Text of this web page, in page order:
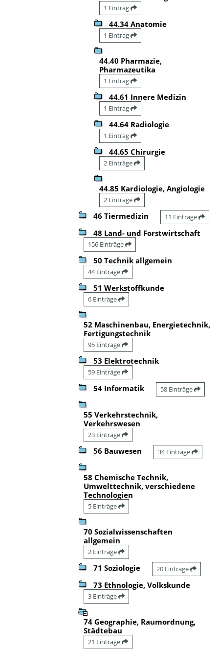
1 Eintrag
44.34 Anatomie
1 Eintrag
44.40 Pharmazie,
Pharmazeutika
1 Eintrag
44.61 Innere Medizin
1 Eintrag
44.64 Radiologie
1 Eintrag
44.65 Chirurgie
2 Einträge
44.85 Kardiologie, Angiologie
2 Einträge
46 Tiermedizin 11 Einträge
48 Land- und Forstwirtschaft
156 Einträge
50 Technik allgemein
44 Einträge
51 Werkstoffkunde
6 Einträge
52 Maschinenbau, Energietechnik,
Fertigungstechnik
95 Einträge
53 Elektrotechnik
59 Einträge
54 Informatik 58 Einträge
55 Verkehrstechnik,
Verkehrswesen
23 Einträge
56 Bauwesen 34 Einträge
58 Chemische Technik,
Umwelttechnik, verschiedene
Technologien
5 Einträge
70 Sozialwissenschaften
allgemein
2 Einträge
71 Soziologie 20 Einträge
73 Ethnologie, Volkskunde
3 Einträge
74 Geographie, Raumordnung,
Städtebau
21 Einträge